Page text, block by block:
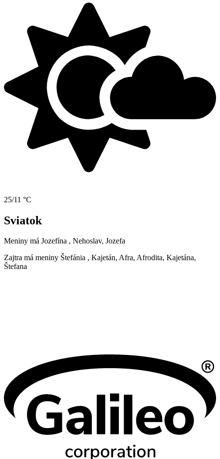
25/11 °C
Sviatok
Meniny má Jozefína , Nehoslav, Jozefa
Zajtra má meniny Štefánia , Kajetán, Afra, Afrodita, Kajetána,
Štefana